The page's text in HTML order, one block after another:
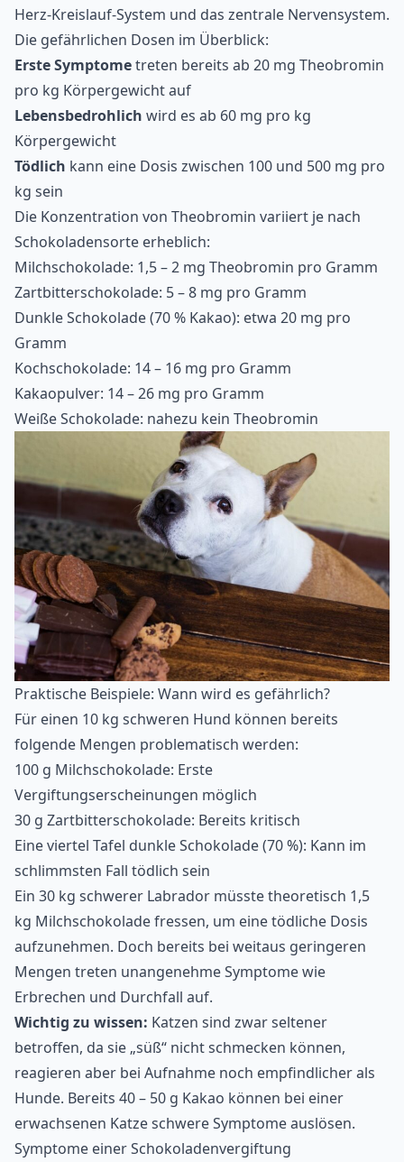
Herz-Kreislauf-System und das zentrale Nervensystem.
Die gefährlichen Dosen im Überblick:
Erste Symptometreten bereits ab 20 mg Theobromin
pro kg Körpergewicht auf
Lebensbedrohlich wird es ab 60 mg pro kg
Körpergewicht
Tödlich kann eine Dosis zwischen 100 und 500 mg pro
kg sein
Die Konzentration von Theobromin variiert je nach
Schokoladensorte erheblich:
Milchschokolade: 1,5 – 2 mg Theobromin pro Gramm
Zartbitterschokolade: 5 – 8 mg pro Gramm
Dunkle Schokolade (70 % Kakao): etwa 20 mg pro
Gramm
Kochschokolade: 14 – 16 mg pro Gramm
Kakaopulver: 14 – 26 mg pro Gramm
Weiße Schokolade: nahezu kein Theobromin
Praktische Beispiele: Wann wird es gefährlich?
Für einen 10 kg schweren Hund können bereits
folgende Mengen problematisch werden:
100 g Milchschokolade: Erste
Vergiftungserscheinungen möglich
30 g Zartbitterschokolade: Bereits kritisch
Eine viertel Tafel dunkle Schokolade (70 %): Kann im
schlimmsten Fall tödlich sein
Ein 30 kg schwerer Labrador müsste theoretisch 1,5
kg Milchschokolade fressen, um eine tödliche Dosis
aufzunehmen. Doch bereits bei weitaus geringeren
Mengen treten unangenehme Symptome wie
Erbrechen und Durchfall auf.
Wichtig zu wissen: Katzen sind zwar seltener
betroffen, da sie „süß“ nicht schmecken können,
reagieren aber bei Aufnahme noch empfindlicher als
Hunde. Bereits 40 – 50 g Kakao können bei einer
erwachsenen Katze schwere Symptome auslösen.
Symptome einer Schokoladenvergiftung